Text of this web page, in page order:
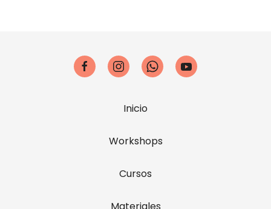
Inicio
Workshops
Cursos